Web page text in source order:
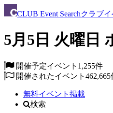
CLUB Event Searchクラブ
5月5日 火曜日
開催予定イベント 1,255件
開催されたイベント 462,665
無料イベント掲載
検索